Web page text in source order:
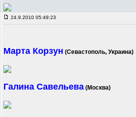
24.9.2010 05:49:23
Марта Корзун (Севастополь, Украина)
Галина Савельева (Москва)